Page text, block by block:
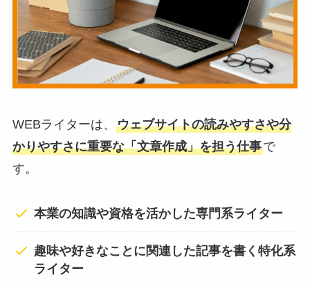
WEBライターは、 ウェブサイトの読みやすさや分
かりやすさに重要な「文章作成」を担う仕事で
す。
本業の知識や資格を活かした専門系ライター
趣味や好きなことに関連した記事を書く特化系
ライター